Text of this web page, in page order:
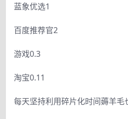
蓝象优选1
百度推荐官2
游戏0.3
淘宝0.11
每天坚持利用碎片化时间薅羊毛